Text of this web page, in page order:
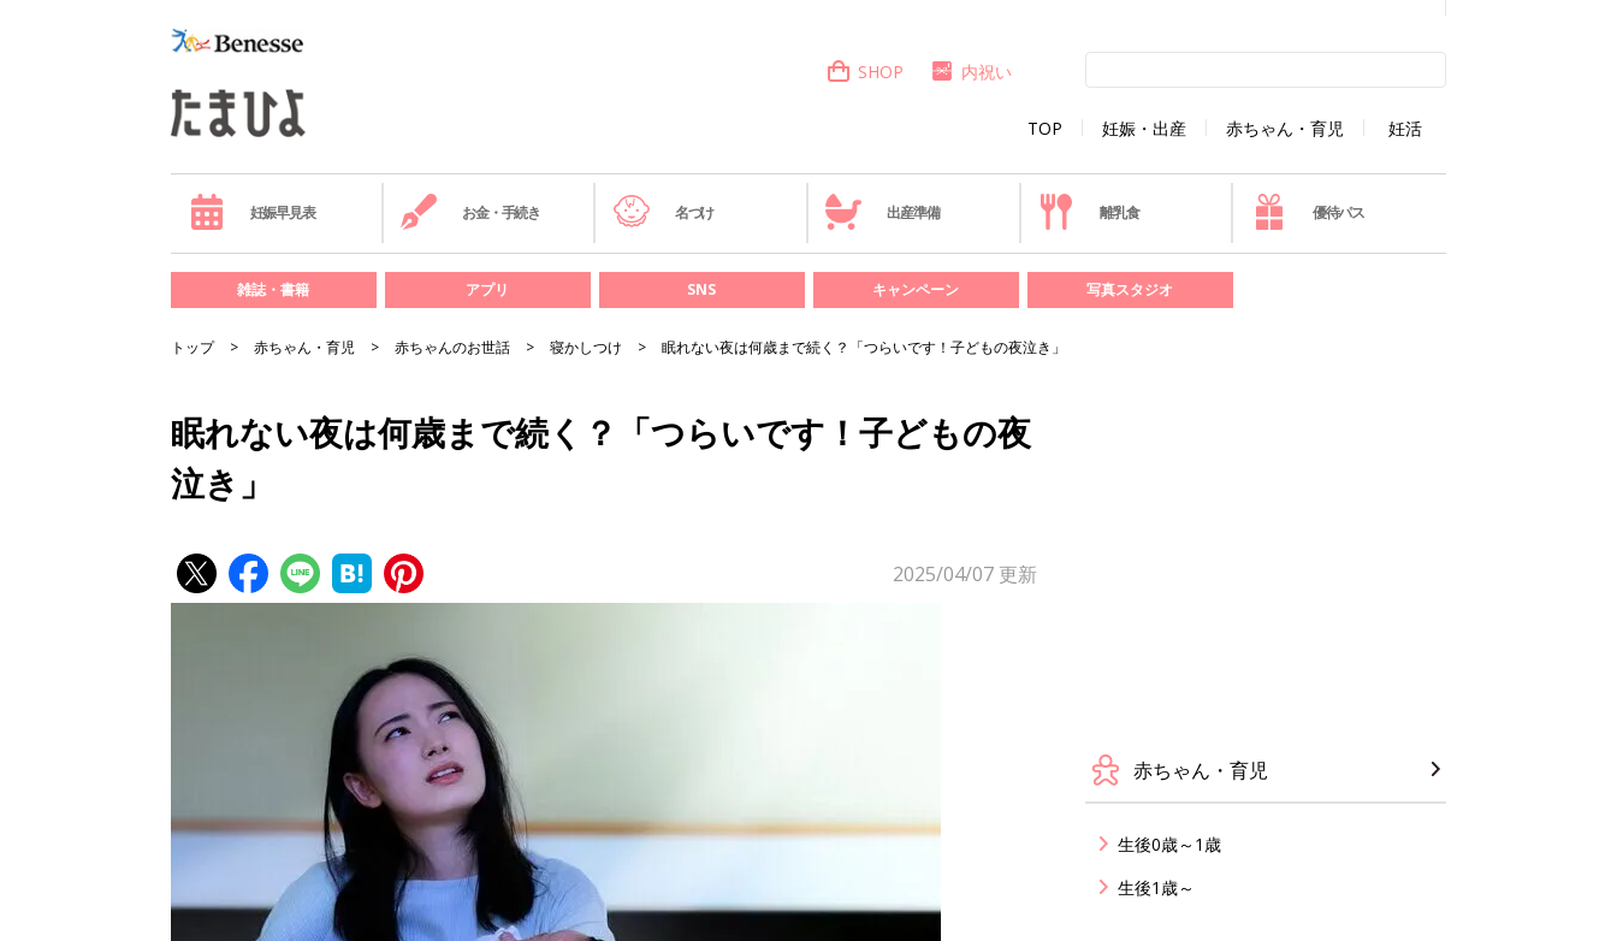
TOP 妊娠・出産 赤ちゃん・育児 妊活
SHOP 内祝い
妊娠早見表 お金・手続き 名づけ 出産準備 離乳食 優待パス
雑誌・書籍 アプリ SNS キャンペーン 写真スタジオ
トップ 赤ちゃん・育児 赤ちゃんのお世話 寝かしつけ 眠れない夜は何歳まで続く？「つらいです！子どもの夜泣き」
眠れない夜は何歳まで続く？「つらいです！子どもの夜
泣き」
2025/04/07 更新
赤ちゃん・育児
生後0歳～1歳
生後1歳～